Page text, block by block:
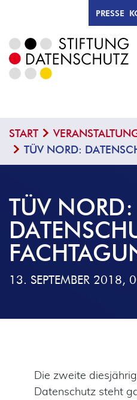
PRESSE
START
TÜV NORD:
TÜV NORD:
13. SEPTEMBER 2018,
Die zweite
Datenschutz steht